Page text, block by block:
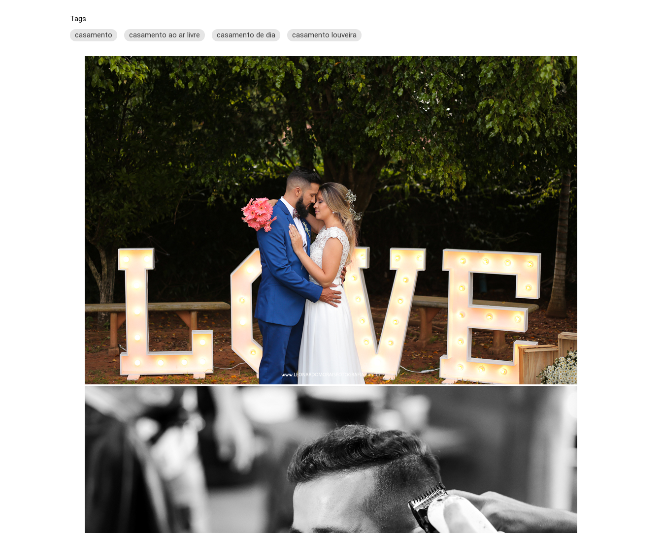
Tags
casamento
casamento ao ar livre casamento de dia casamento louveira